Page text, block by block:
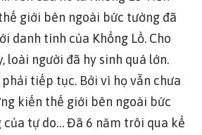
giới bên ngoài bức tường đã
danh tính của Khổng Lồ. Cho
loài người đã hy sinh quá lớn.
phải tiếp tục. Bởi vì họ vẫn chưa
kiến thế giới bên ngoài bức
của tự do… Đã 6 năm trôi qua kể